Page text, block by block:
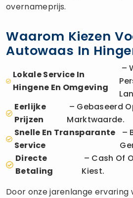
overnameprijs.
Waarom Kiezen
Autowaas In
Lokale Service In
Hingene En Omgeving
–
Eerlijke
Prijzen
– Gebaseerd
Marktwaarde.
Snelle En Transparante
Service
–
Directe
Betaling
– Cash Of
Kiest.
Door onze jarenlange ervaring